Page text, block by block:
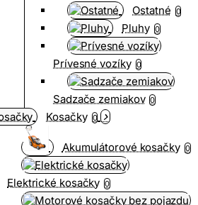
Ostatné 0
Pluhy 0
Prívesné vozíky 0
Sadzače zemiakov 0
Kosačky 0
Akumulátorové kosačky 0
Elektrické kosačky 0